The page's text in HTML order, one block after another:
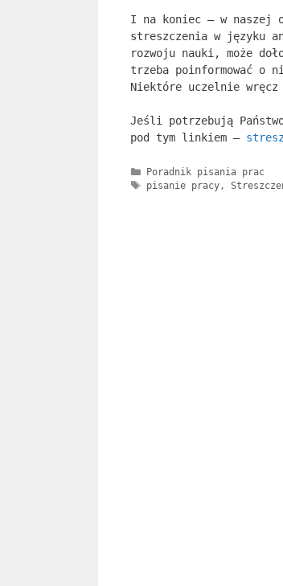
I na koniec – w naszej
streszczenia w języku
rozwoju nauki, może
trzeba poinformować o
Niektóre uczelnie wręcz
Jeśli potrzebują
pod tym linkiem –
Kategorie
Poradnik pisania prac
Tagi
pisanie pracy ,